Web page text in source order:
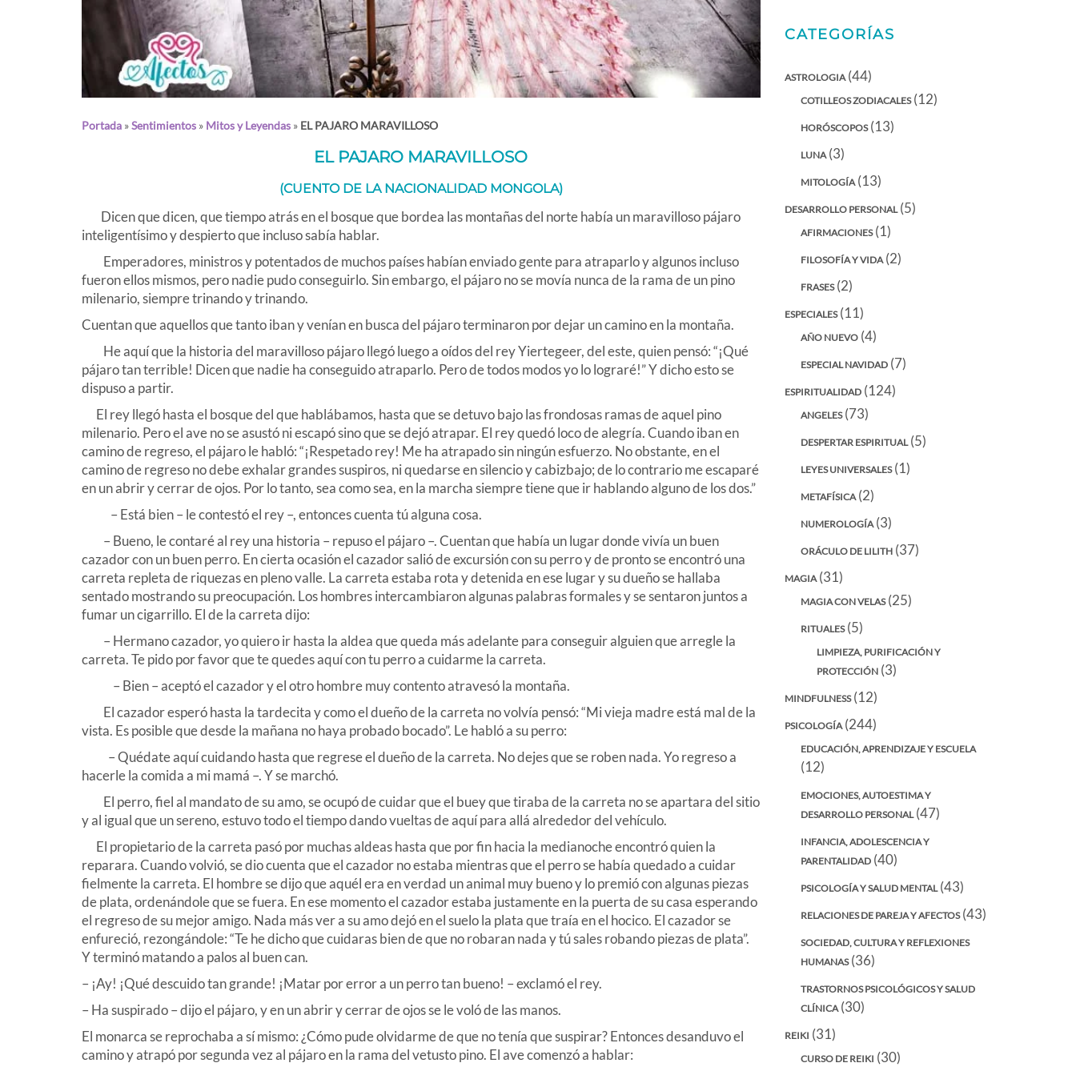
Portada »Sentimientos » Mitos y Leyendas » EL PAJARO MARAVILLOSO
EL PAJARO MARAVILLOSO
(CUENTO DE LA NACIONALIDAD MONGOLA)
Dicen que dicen, que tiempo atrás en el bosque que bordea las montañas del norte había un maravilloso pájaro
inteligentísimo y despierto que incluso sabía hablar.
Emperadores, ministros y potentados de muchos países habían enviado gente para atraparlo y algunos incluso
fueron ellos mismos, pero nadie pudo conseguirlo. Sin embargo, el pájaro no se movía nunca de la rama de un pino
milenario, siempre trinando y trinando.
Cuentan que aquellos que tanto iban y venían en busca del pájaro terminaron por dejar un camino en la montaña.
He aquí que la historia del maravilloso pájaro llegó luego a oídos del rey Yiertegeer, del este, quien pensó: “¡Qué
pájaro tan terrible! Dicen que nadie ha conseguido atraparlo. Pero de todos modos yo lo lograré!” Y dicho esto se
dispuso a partir.
El rey llegó hasta el bosque del que hablábamos, hasta que se detuvo bajo las frondosas ramas de aquel pino
milenario. Pero el ave no se asustó ni escapó sino que se dejó atrapar. El rey quedó loco de alegría. Cuando iban en
camino de regreso, el pájaro le habló: “¡Respetado rey! Me ha atrapado sin ningún esfuerzo. No obstante, en el
camino de regreso no debe exhalar grandes suspiros, ni quedarse en silencio y cabizbajo; de lo contrario me escaparé
en un abrir y cerrar de ojos. Por lo tanto, sea como sea, en la marcha siempre tiene que ir hablando alguno de los dos.”
– Está bien – le contestó el rey –, entonces cuenta tú alguna cosa.
– Bueno, le contaré al rey una historia – repuso el pájaro –. Cuentan que había un lugar donde vivía un buen
cazador con un buen perro. En cierta ocasión el cazador salió de excursión con su perro y de pronto se encontró una
carreta repleta de riquezas en pleno valle. La carreta estaba rota y detenida en ese lugar y su dueño se hallaba
sentado mostrando su preocupación. Los hombres intercambiaron algunas palabras formales y se sentaron juntos a
fumar un cigarrillo. El de la carreta dijo:
– Hermano cazador, yo quiero ir hasta la aldea que queda más adelante para conseguir alguien que arregle la
carreta. Te pido por favor que te quedes aquí con tu perro a cuidarme la carreta.
– Bien – aceptó el cazador y el otro hombre muy contento atravesó la montaña.
El cazador esperó hasta la tardecita y como el dueño de la carreta no volvía pensó: “Mi vieja madre está mal de la
vista. Es posible que desde la mañana no haya probado bocado”. Le habló a su perro:
– Quédate aquí cuidando hasta que regrese el dueño de la carreta. No dejes que se roben nada. Yo regreso a
hacerle la comida a mi mamá –. Y se marchó.
El perro, fiel al mandato de su amo, se ocupó de cuidar que el buey que tiraba de la carreta no se apartara del sitio
y al igual que un sereno, estuvo todo el tiempo dando vueltas de aquí para allá alrededor del vehículo.
El propietario de la carreta pasó por muchas aldeas hasta que por fin hacia la medianoche encontró quien la
reparara. Cuando volvió, se dio cuenta que el cazador no estaba mientras que el perro se había quedado a cuidar
fielmente la carreta. El hombre se dijo que aquél era en verdad un animal muy bueno y lo premió con algunas piezas
de plata, ordenándole que se fuera. En ese momento el cazador estaba justamente en la puerta de su casa esperando
el regreso de su mejor amigo. Nada más ver a su amo dejó en el suelo la plata que traía en el hocico. El cazador se
enfureció, rezongándole: “Te he dicho que cuidaras bien de que no robaran nada y tú sales robando piezas de plata”.
Y terminó matando a palos al buen can.
– ¡Ay! ¡Qué descuido tan grande! ¡Matar por error a un perro tan bueno! – exclamó el rey.
– Ha suspirado – dijo el pájaro, y en un abrir y cerrar de ojos se le voló de las manos.
El monarca se reprochaba a sí mismo: ¿Cómo pude olvidarme de que no tenía que suspirar? Entonces desanduvo el
camino y atrapó por segunda vez al pájaro en la rama del vetusto pino. El ave comenzó a hablar:
CATEGORÍAS
ASTROLOGIA(44)
COTILLEOS ZODIACALES(12)
HORÓSCOPOS(13)
LUNA(3)
MITOLOGÍA(13)
DESARROLLO PERSONAL(5)
AFIRMACIONES(1)
FILOSOFÍA Y VIDA(2)
FRASES(2)
ESPECIALES(11)
AÑO NUEVO(4)
ESPECIAL NAVIDAD(7)
ESPIRITUALIDAD(124)
ANGELES(73)
DESPERTAR ESPIRITUAL(5)
LEYES UNIVERSALES(1)
METAFÍSICA(2)
NUMEROLOGÍA(3)
ORÁCULO DE LILITH(37)
MAGIA(31)
MAGIA CON VELAS(25)
RITUALES(5)
LIMPIEZA, PURIFICACIÓN Y
PROTECCIÓN(3)
MINDFULNESS(12)
PSICOLOGÍA(244)
EDUCACIÓN, APRENDIZAJE Y ESCUELA
(12)
EMOCIONES, AUTOESTIMA Y
DESARROLLO PERSONAL(47)
INFANCIA, ADOLESCENCIA Y
PARENTALIDAD(40)
PSICOLOGÍA Y SALUD MENTAL(43)
RELACIONES DE PAREJA Y AFECTOS(43)
SOCIEDAD, CULTURA Y REFLEXIONES
HUMANAS(36)
TRASTORNOS PSICOLÓGICOS Y SALUD
CLÍNICA(30)
REIKI (31)
CURSO DE REIKI (30)